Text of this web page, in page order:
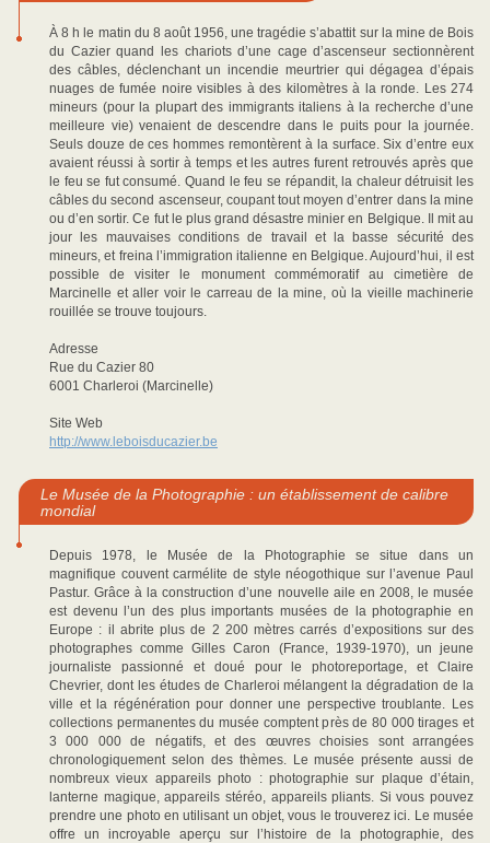
À 8 h le matin du 8 août 1956, une tragédie s’abattit sur la mine de Bois
du Cazier quand les chariots d’une cage d’ascenseur sectionnèrent
des câbles, déclenchant un incendie meurtrier qui dégagea d’épais
nuages de fumée noire visibles à des kilomètres à la ronde. Les 274
mineurs (pour la plupart des immigrants italiens à la recherche d’une
meilleure vie) venaient de descendre dans le puits pour la journée.
Seuls douze de ces hommes remontèrent à la surface. Six d’entre eux
avaient réussi à sortir à temps et les autres furent retrouvés après que
le feu se fut consumé. Quand le feu se répandit, la chaleur détruisit les
câbles du second ascenseur, coupant tout moyen d’entrer dans la mine
ou d’en sortir. Ce fut le plus grand désastre minier en Belgique. Il mit au
jour les mauvaises conditions de travail et la basse sécurité des
mineurs, et freina l’immigration italienne en Belgique. Aujourd’hui, il est
possible de visiter le monument commémoratif au cimetière de
Marcinelle et aller voir le carreau de la mine, où la vieille machinerie
rouillée se trouve toujours.
Adresse
Rue du Cazier 80
6001 Charleroi (Marcinelle)
Site Web
http://www.leboisducazier.be
Le Musée de la Photographie : un établissement de calibre
mondial
Depuis 1978, le Musée de la Photographie se situe dans un
magnifique couvent carmélite de style néogothique sur l’avenue Paul
Pastur. Grâce à la construction d’une nouvelle aile en 2008, le musée
est devenu l’un des plus importants musées de la photographie en
Europe : il abrite plus de 2 200 mètres carrés d’expositions sur des
photographes comme Gilles Caron (France, 1939-1970), un jeune
journaliste passionné et doué pour le photoreportage, et Claire
Chevrier, dont les études de Charleroi mélangent la dégradation de la
ville et la régénération pour donner une perspective troublante. Les
collections permanentes du musée comptent près de 80 000 tirages et
3 000 000 de négatifs, et des œuvres choisies sont arrangées
chronologiquement selon des thèmes. Le musée présente aussi de
nombreux vieux appareils photo : photographie sur plaque d’étain,
lanterne magique, appareils stéréo, appareils pliants. Si vous pouvez
prendre une photo en utilisant un objet, vous le trouverez ici. Le musée
offre un incroyable aperçu sur l’histoire de la photographie, des